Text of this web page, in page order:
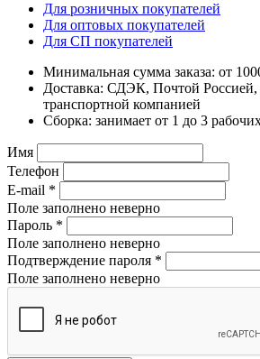
Для розничных покупателей
Для оптовых покупателей
Для СП покупателей
Минимальная сумма заказа: от
Доставка: СДЭК, Почтой
транспортной компанией
Сборка: занимает от 1 до 3
Имя
Телефон
E-mail *
Поле заполнено неверно
Пароль *
Поле заполнено неверно
Подтверждение пароля *
Поле заполнено неверно